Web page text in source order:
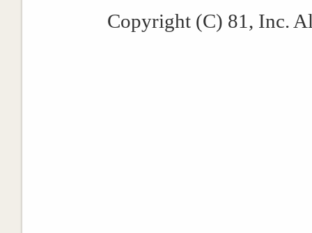
Copyright (C) 81, Inc.